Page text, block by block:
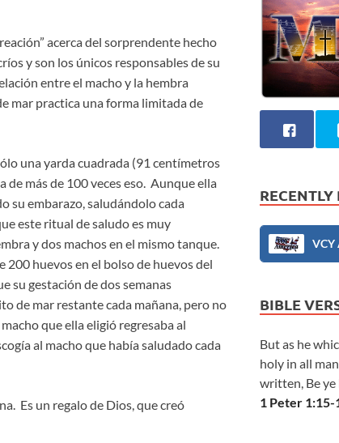
acerca del sorprendente hecho
y son los únicos responsables de su
entre el macho y la hembra
mar practica una forma limitada de
una yarda cuadrada (91 centímetros
más de 100 veces eso. Aunque ella
su embarazo, saludándolo cada
este ritual de saludo es muy
y dos machos en el mismo tanque.
huevos en el bolso de huevos del
su gestación de dos semanas
de mar restante cada mañana, pero no
que ella eligió regresaba al
al macho que había saludado cada
Es un regalo de Dios, que creó
VCY
BIBLE
But as he
holy in all
written, Be ye
1 Peter 1:15-